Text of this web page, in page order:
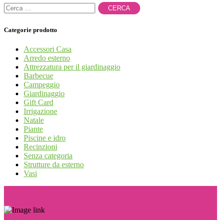
Ricerca
per:
Categorie prodotto
Accessori Casa
Arredo esterno
Attrezzatura per il giardinaggio
Barbecue
Campeggio
Giardinaggio
Gift Card
Irrigazione
Natale
Piante
Piscine e idro
Recinzioni
Senza categoria
Strutture da esterno
Vasi